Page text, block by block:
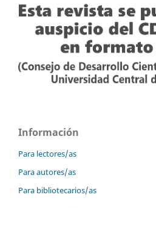
Información
Para lectores/as
Para autores/as
Para bibliotecarios/as